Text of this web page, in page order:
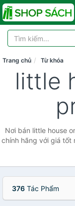
Trang chủ Từ khóa
little
Nơi bán little house
chính hãng với giá tốt
376 Tác Phẩm